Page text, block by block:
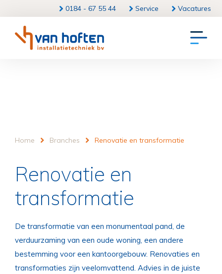
0184 - 67 55 44 Service Vacatures
Home Branches Renovatie en transformatie
Renovatie en
transformatie
De transformatie van een monumentaal pand, de
verduurzaming van een oude woning, een andere
bestemming voor een kantoorgebouw. Renovaties en
transformaties zijn veelomvattend. Advies in de juiste